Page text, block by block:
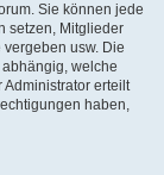
Sie können jede
setzen, Mitglieder
usw. Die
welche
erteilt
haben,